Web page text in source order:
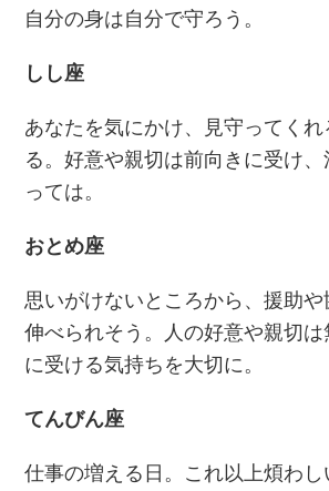
自分の身は自分で守ろう。
しし座
あなたを気にかけ、見守ってく
る。好意や親切は前向きに受け
っては。
おとめ座
思いがけないところから、援助や
伸べられそう。人の好意や親切
に受ける気持ちを大切に。
てんびん座
仕事の増える日。これ以上煩わ